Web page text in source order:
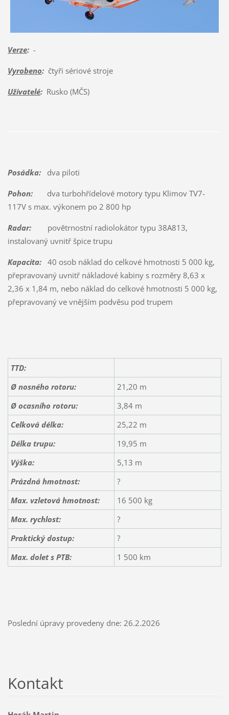
Verze:-
Vyrobeno:čtyři sériové stroje
Uživatelé:Rusko (MČS)
Posádka:dva piloti
Pohon:dva turbohřídelové motory typu Klimov TV7-
117V s max. výkonem po 2 800 hp
Radar:povětrnostní radiolokátor typu 38A813,
instalovaný uvnitř špice trupu
Kapacita:40 osob náklad do celkové hmotnosti 5 000 kg,
přepravovaný uvnitř nákladové kabiny s rozměry 8,63 x
2,36 x 1,84 m, nebo náklad do celkové hmotnosti 5 000 kg,
přepravovaný ve vnějším podvěsu pod trupem
TTD:
Ø nosného rotoru:
21,20 m
Ø ocasního rotoru:
3,84 m
Celková délka:
25,22 m
Délka trupu:
19,95 m
Výška:
5,13 m
Prázdná hmotnost:
?
Max. vzletová hmotnost:
16 500 kg
Max. rychlost:
?
Praktický dostup:
?
Max. dolet s PTB:
1 500 km
Poslední úpravy provedeny dne: 26.2.2026
Kontakt